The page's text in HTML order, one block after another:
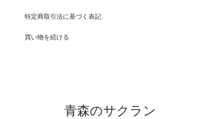
特定商取引法に基づく表記
買い物を続ける
青森のサクラン